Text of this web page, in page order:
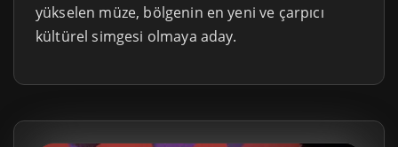
yükselen müze, bölgenin en yeni ve çarpıcı
kültürel simgesi olmaya aday.